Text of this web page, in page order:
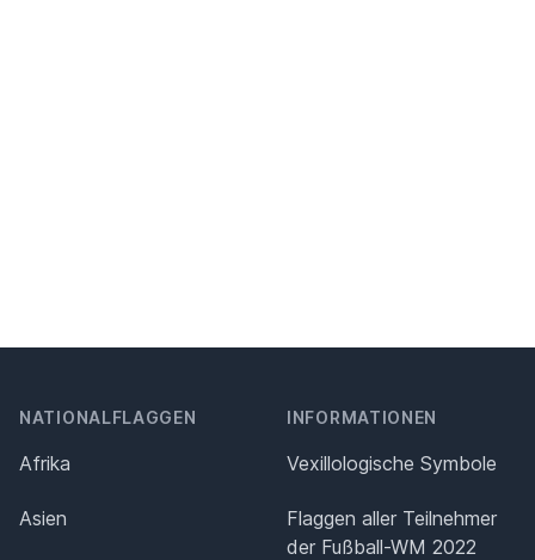
NATIONALFLAGGEN
Afrika
Asien
INFORMATIONEN
Vexillologische Symbole
Flaggen aller Teilnehmer
der Fußball-WM 2022